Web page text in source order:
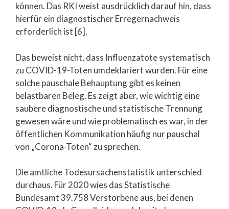
können. Das RKI weist ausdrücklich darauf hin, dass
hierfür ein diagnostischer Erregernachweis
erforderlich ist [6].
Das beweist nicht, dass Influenzatote systematisch
zu COVID-19-Toten umdeklariert wurden. Für eine
solche pauschale Behauptung gibt es keinen
belastbaren Beleg. Es zeigt aber, wie wichtig eine
saubere diagnostische und statistische Trennung
gewesen wäre und wie problematisch es war, in der
öffentlichen Kommunikation häufig nur pauschal
von „Corona-Toten“ zu sprechen.
Die amtliche Todesursachenstatistik unterschied
durchaus. Für 2020 wies das Statistische
Bundesamt 39.758 Verstorbene aus, bei denen